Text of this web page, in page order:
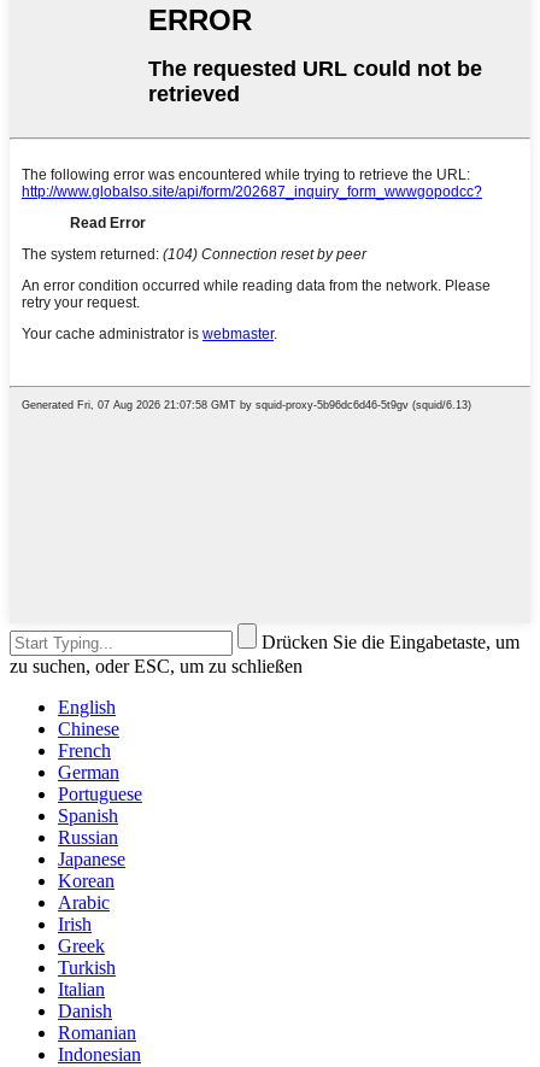
Drücken Sie die Eingabetaste, um
zu suchen, oder ESC, um zu schließen
English
Chinese
French
German
Portuguese
Spanish
Russian
Japanese
Korean
Arabic
Irish
Greek
Turkish
Italian
Danish
Romanian
Indonesian